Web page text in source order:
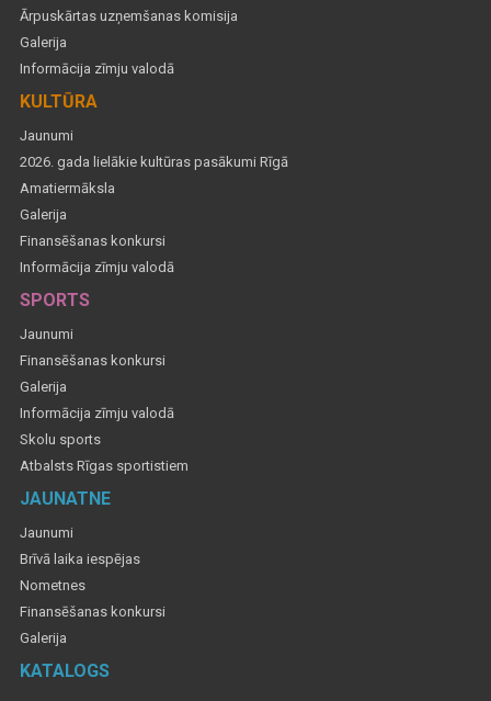
Ārpuskārtas uzņemšanas komisija
Galerija
Informācija zīmju valodā
KULTŪRA
Jaunumi
2026. gada lielākie kultūras pasākumi Rīgā
Amatiermāksla
Galerija
Finansēšanas konkursi
Informācija zīmju valodā
SPORTS
Jaunumi
Finansēšanas konkursi
Galerija
Informācija zīmju valodā
Skolu sports
Atbalsts Rīgas sportistiem
JAUNATNE
Jaunumi
Brīvā laika iespējas
Nometnes
Finansēšanas konkursi
Galerija
KATALOGS